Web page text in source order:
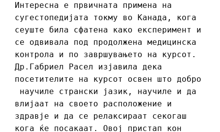
Интересна е првичната примена на
сугестопедијата токму во Канада, кога
сеуште била сфатена како експеримент и
се одвивала под продолжена медицинска
контрола и по завршувањето на курсот.
Др.Габриел Расел изјавила дека
посетителите на курсот освен што добро
научиле странски јазик, научиле и да
влијаат на своето расположение и
здравје и да се релаксираат секогаш
кога ќе посакаат. Овој пристап кон